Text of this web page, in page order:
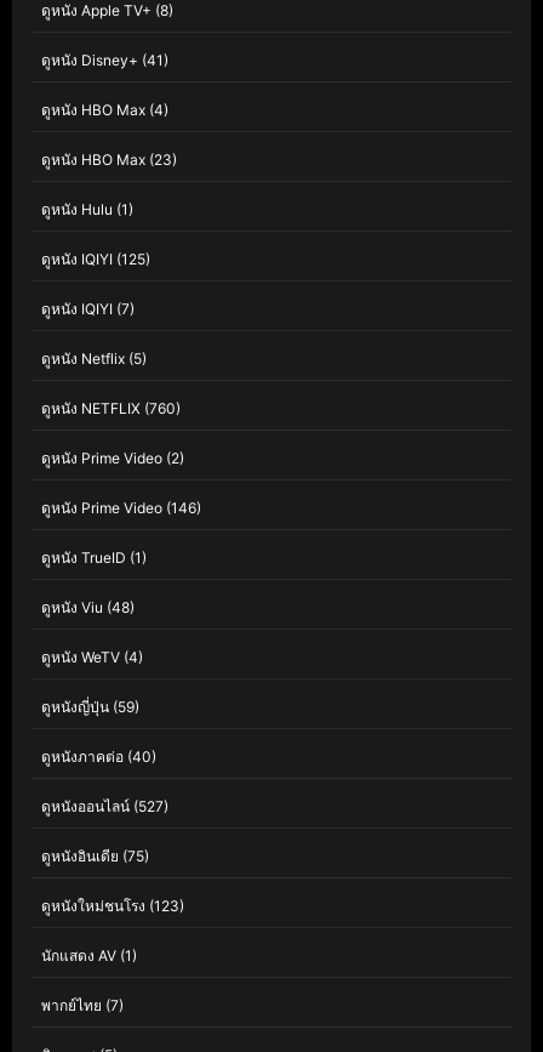
ดูหนัง Apple TV+ (8)
ดูหนัง Disney+ (41)
ดูหนัง HBO Max (4)
ดูหนัง HBO Max (23)
ดูหนัง Hulu (1)
ดูหนัง IQIYI (125)
ดูหนัง IQIYI (7)
ดูหนัง Netflix (5)
ดูหนัง NETFLIX (760)
ดูหนัง Prime Video (2)
ดูหนัง Prime Video (146)
ดูหนัง TrueID (1)
ดูหนัง Viu (48)
ดูหนัง WeTV (4)
ดูหนังญี่ปุ่น (59)
ดูหนังภาคต่อ (40)
ดูหนังออนไลน์ (527)
ดูหนังอินเดีย (75)
ดูหนังใหม่ชนโรง (123)
นักแสดง AV (1)
พากย์ไทย (7)